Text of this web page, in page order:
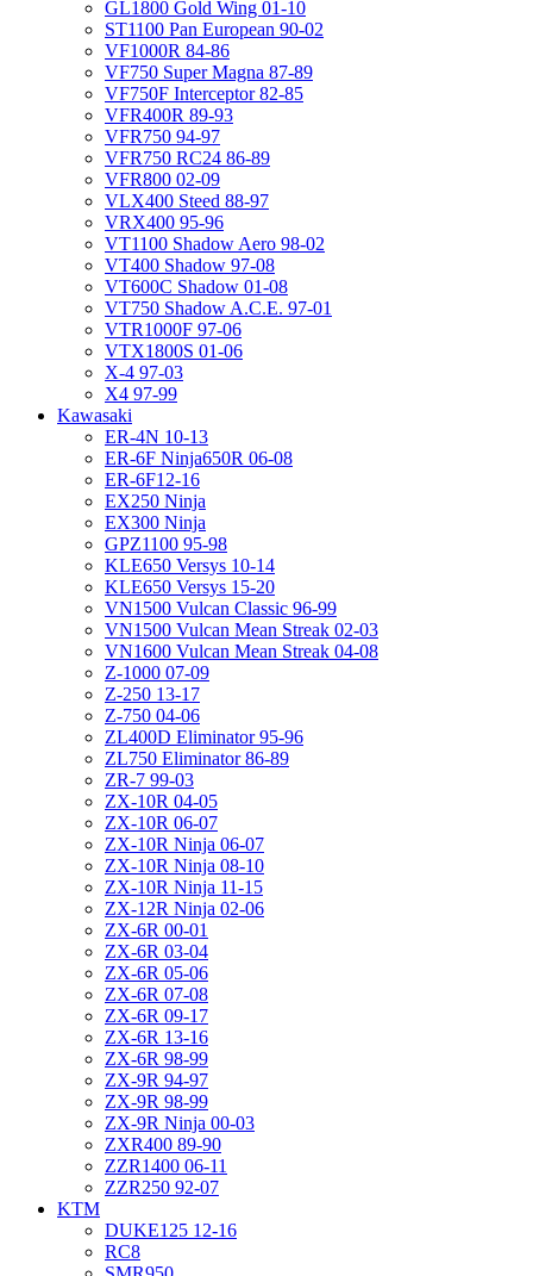
GL1800 Gold Wing 01-10
ST1100 Pan European 90-02
VF1000R 84-86
VF750 Super Magna 87-89
VF750F Interceptor 82-85
VFR400R 89-93
VFR750 94-97
VFR750 RC24 86-89
VFR800 02-09
VLX400 Steed 88-97
VRX400 95-96
VT1100 Shadow Aero 98-02
VT400 Shadow 97-08
VT600C Shadow 01-08
VT750 Shadow A.C.E. 97-01
VTR1000F 97-06
VTX1800S 01-06
X-4 97-03
X4 97-99
Kawasaki
ER-4N 10-13
ER-6F Ninja650R 06-08
ER-6F12-16
EX250 Ninja
EX300 Ninja
GPZ1100 95-98
KLE650 Versys 10-14
KLE650 Versys 15-20
VN1500 Vulcan Classic 96-99
VN1500 Vulcan Mean Streak 02-03
VN1600 Vulcan Mean Streak 04-08
Z-1000 07-09
Z-250 13-17
Z-750 04-06
ZL400D Eliminator 95-96
ZL750 Eliminator 86-89
ZR-7 99-03
ZX-10R 04-05
ZX-10R 06-07
ZX-10R Ninja 06-07
ZX-10R Ninja 08-10
ZX-10R Ninja 11-15
ZX-12R Ninja 02-06
ZX-6R 00-01
ZX-6R 03-04
ZX-6R 05-06
ZX-6R 07-08
ZX-6R 09-17
ZX-6R 13-16
ZX-6R 98-99
ZX-9R 94-97
ZX-9R 98-99
ZX-9R Ninja 00-03
ZXR400 89-90
ZZR1400 06-11
ZZR250 92-07
KTM
DUKE125 12-16
RC8